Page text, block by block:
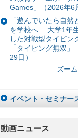
Games」（2026年6
「遊んでいたら自然
を学校へ ─ 大学1年
した対戦型タイピン
「タイピング無双」
29日）
ズー
イベント・セミナー
動画ニュース